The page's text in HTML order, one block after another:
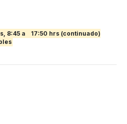
8:45 a
17:50 hrs (continuado)